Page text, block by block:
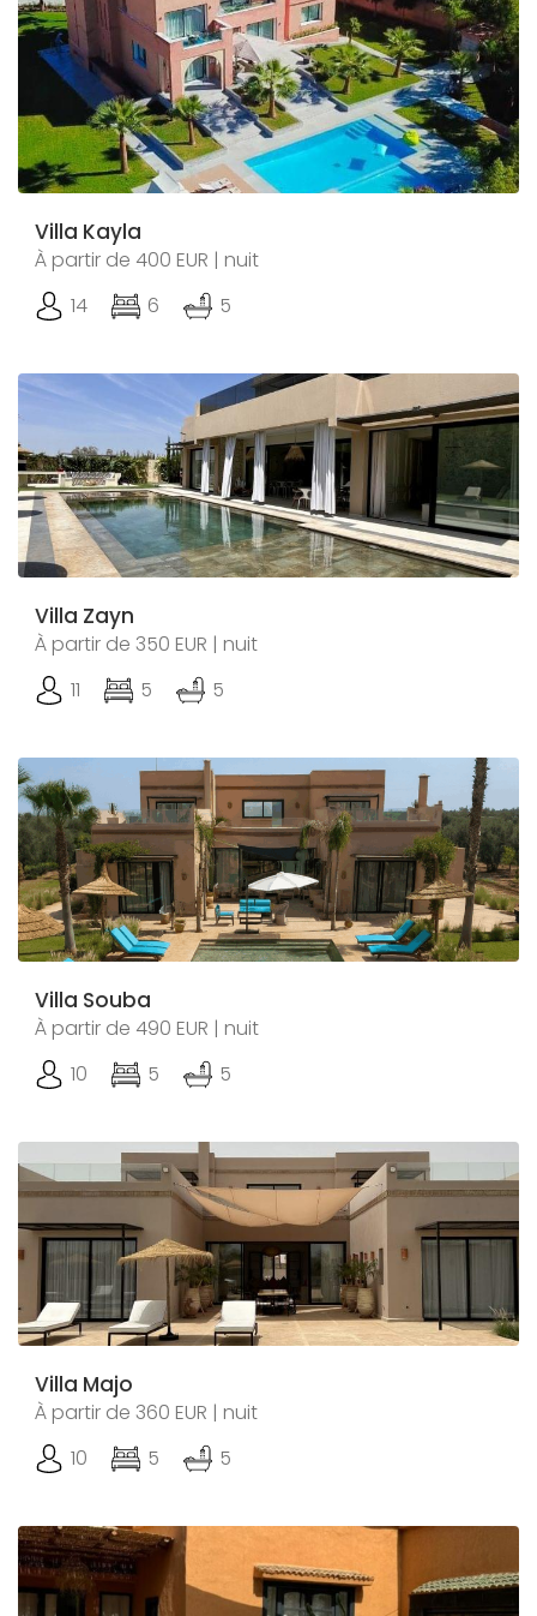
Villa Kayla
À partir de 400 EUR | nuit
14
6 5
Villa Zayn
À partir de 350 EUR | nuit
11
5 5
Villa Souba
À partir de 490 EUR | nuit
10
5 5
Villa Majo
À partir de 360 EUR | nuit
10
5 5